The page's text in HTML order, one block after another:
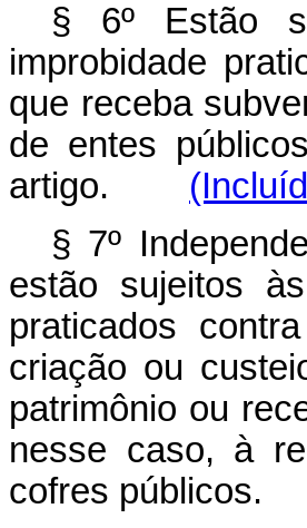
§ 6º Estão
improbidade
que receba
de entes
artigo.
§ 7º
estão sujeitos
praticados
criação ou
patrimônio ou
nesse caso, à
cofres